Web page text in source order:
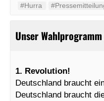
#Hurra
Unser
1. Revolution!
Deutschland braucht
Deutschland braucht